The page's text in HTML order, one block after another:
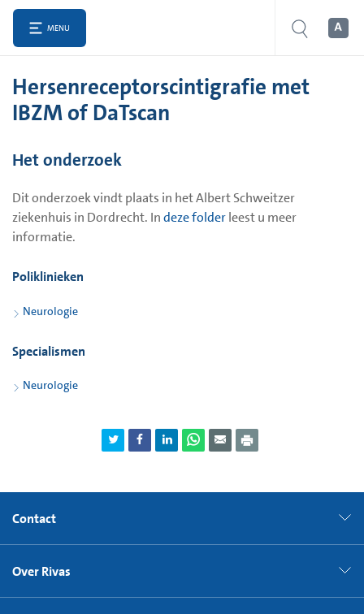
MENU
Hersenreceptorscintigrafie met
IBZM of DaTscan
Het onderzoek
Dit onderzoek vindt plaats in het Albert Schweitzer
ziekenhuis in Dordrecht. Indeze folderleest u meer
informatie.
Poliklinieken
Neurologie
Specialismen
Neurologie
Contact
Over Rivas